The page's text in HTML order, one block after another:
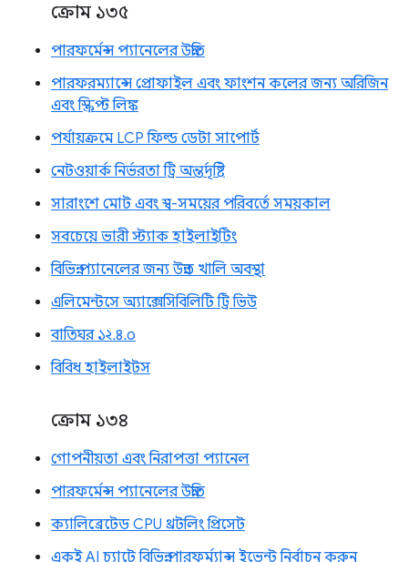
ক্রোম ১৩৫
পারফর্মেন্স প্যানেলের উন্নতি
পারফরম্যান্সে প্রোফাইল এবং ফাংশন কলের জন্য অরিজিন
এবং স্ক্রিপ্ট লিঙ্ক
পর্যায়ক্রমে LCP ফিল্ড ডেটা সাপোর্ট
নেটওয়ার্ক নির্ভরতা ট্রি অন্তর্দৃষ্টি
সারাংশে মোট এবং স্ব-সময়ের পরিবর্তে সময়কাল
সবচেয়ে ভারী স্ট্যাক হাইলাইটিং
বিভিন্ন প্যানেলের জন্য উন্নত খালি অবস্থা
এলিমেন্টসে অ্যাক্সেসিবিলিটি ট্রি ভিউ
বাতিঘর ১২.৪.০
বিবিধ হাইলাইটস
ক্রোম ১৩৪
গোপনীয়তা এবং নিরাপত্তা প্যানেল
পারফর্মেন্স প্যানেলের উন্নতি
ক্যালিব্রেটেড CPU থ্রটলিং প্রিসেট
একই AI চ্যাটে বিভিন্ন পারফর্ম্যান্স ইভেন্ট নির্বাচন করুন